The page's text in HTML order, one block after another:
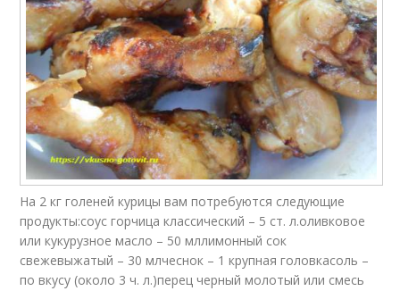
На 2 кг голеней курицы вам потребуются следующие
продукты:соус горчица классический – 5 ст. л.оливковое
или кукурузное масло – 50 мллимонный сок
свежевыжатый – 30 млчеснок – 1 крупная головкасоль –
по вкусу (около 3 ч. л.)перец черный молотый или смесь